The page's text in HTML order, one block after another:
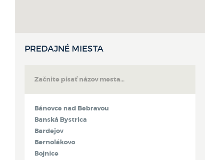
PREDAJNÉ MIESTA
Bánovce nad Bebravou
Banská Bystrica
Bardejov
Bernolákovo
Bojnice